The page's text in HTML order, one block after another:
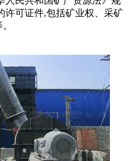
许可证件,包括矿业权、采矿